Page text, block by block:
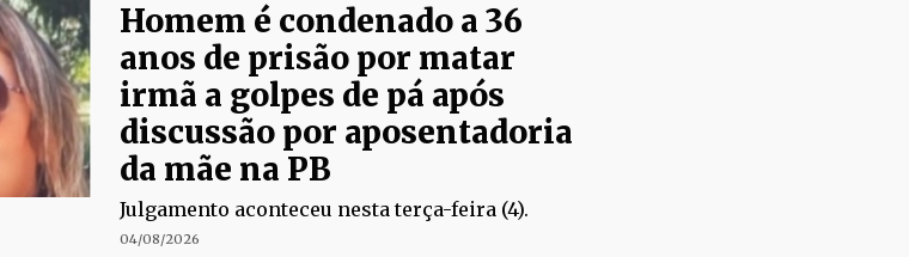
Homem é condenado a 36
anos de prisão por matar
irmã a golpes de pá após
discussão por aposentadoria
da mãe na PB
Julgamento aconteceu nesta terça-feira (4).
04/08/2026